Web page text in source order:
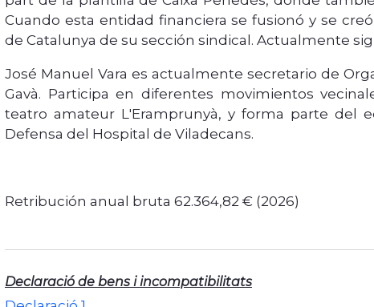
Cuando esta entidad financiera se fusionó y se
de Catalunya de su sección sindical. Actualmente
José Manuel Vara es actualmente secretario de
Gavà. Participa en diferentes movimientos
teatro amateur L'Eramprunyà, y forma parte del
Defensa del Hospital de Viladecans.
Retribución anual bruta 62.364,82 € (2026)
Declaració de bens i incompatibilitats